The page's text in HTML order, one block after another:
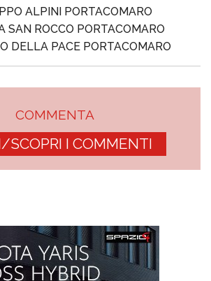
ALPINI PORTACOMARO
SAN ROCCO PORTACOMARO
DELLA PACE PORTACOMARO
COMMENTA
SCOPRI I COMMENTI